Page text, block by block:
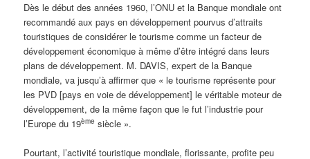
Dès le début des années 1960, l’ONU et la Banque mondiale ont
recommandé aux pays en développement pourvus d’attraits
touristiques de considérer le tourisme comme un facteur de
développement économique à même d’être intégré dans leurs
plans de développement. M. DAVIS, expert de la Banque
mondiale, va jusqu’à affirmer que « le tourisme représente pour
les PVD [pays en voie de développement] le véritable moteur de
développement, de la même façon que le fut l’industrie pour
l’Europe du 19ème siècle ».
Pourtant, l’activité touristique mondiale, florissante, profite peu